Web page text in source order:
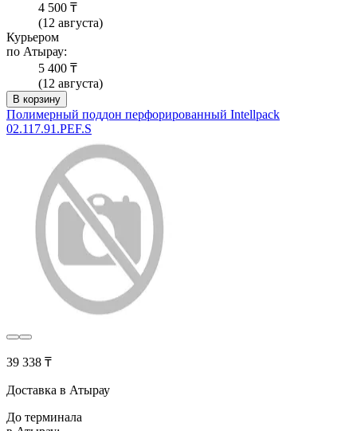
4 500 ₸
(12 августа)
Курьером
по Атырау:
5 400 ₸
(12 августа)
В корзину
Полимерный поддон перфорированный Intellpack
02.117.91.РЕF.S
39 338 ₸
Доставка в Атырау
До терминала